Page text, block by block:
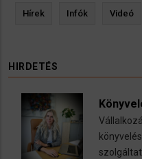
Hírek Infók Videó
HIRDETÉS